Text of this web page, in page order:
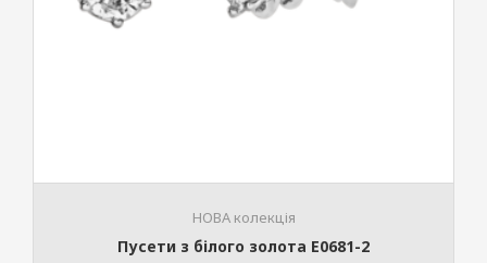
НОВА колекція
Пусети з білого золота E0681-2